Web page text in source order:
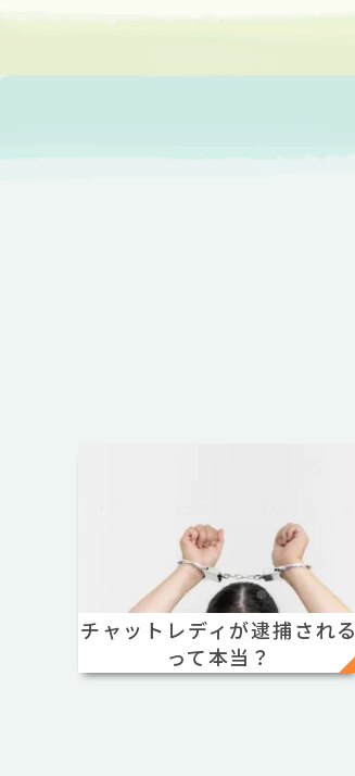
チャットレディが逮捕される
って本当？